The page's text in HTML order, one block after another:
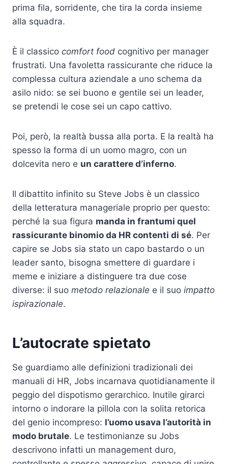
prima fila, sorridente, che tira la corda insieme
alla squadra.
È il classico comfort food cognitivo per manager
frustrati. Una favoletta rassicurante che riduce la
complessa cultura aziendale a uno schema da
asilo nido: se sei buono e gentile sei un leader,
se pretendi le cose sei un capo cattivo.
Poi, però, la realtà bussa alla porta. E la realtà ha
spesso la forma di un uomo magro, con un
dolcevita nero e un carattere d’inferno.
Il dibattito infinito su Steve Jobs è un classico
della letteratura manageriale proprio per questo:
perché la sua figura manda in frantumi quel
rassicurante binomio da HR contenti di sé. Per
capire se Jobs sia stato un capo bastardo o un
leader santo, bisogna smettere di guardare i
meme e iniziare a distinguere tra due cose
diverse: il suo metodo relazionale e il suo impatto
ispirazionale.
L’autocrate spietato
Se guardiamo alle definizioni tradizionali dei
manuali di HR, Jobs incarnava quotidianamente il
peggio del dispotismo gerarchico. Inutile girarci
intorno o indorare la pillola con la solita retorica
del genio incompreso: l’uomo usava l’autorità in
modo brutale. Le testimonianze su Jobs
descrivono infatti un management duro,